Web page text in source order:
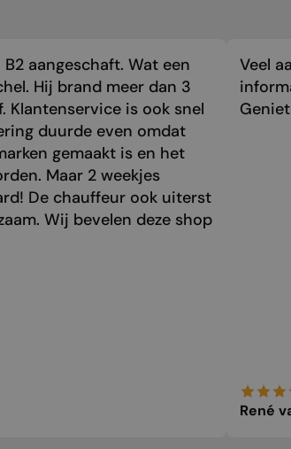
aangeschaft. Wat een
Hij brand meer dan 3
Klantenservice is ook snel
duurde even omdat
gemaakt is en het
Maar 2 weekjes
De chauffeur ook uiterst
Wij bevelen deze shop
Veel
René